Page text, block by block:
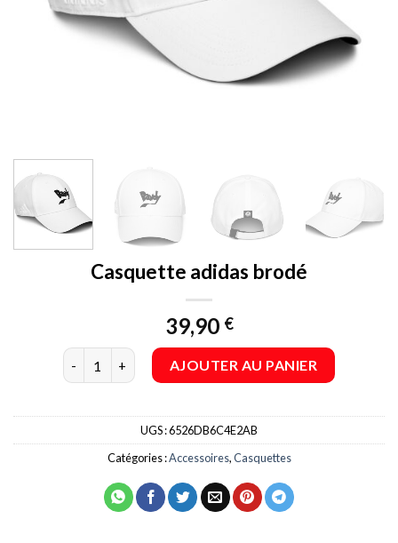
Casquette adidas brodé
39,90 €
quantité de Casquette adidas brodé
AJOUTER AU PANIER
UGS :6526DB6C4E2AB
Catégories :Accessoires,Casquettes